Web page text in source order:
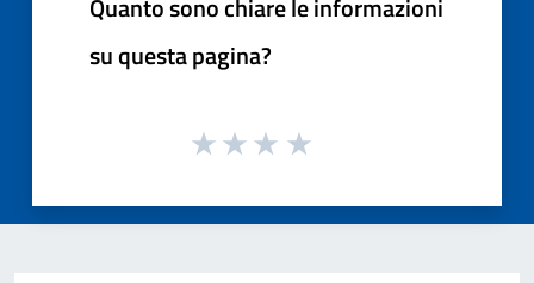
su questa pagina?